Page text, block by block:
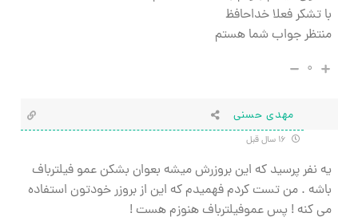
با تشکر فعلا خداحافظ
منتظر جواب شما هستم
۰
مهدی حسنی
یه نفر پرسید که این بروزرش میشه بعوان بشکن عمو فیلترباف
باشه . من تست کردم فهمیدم که این از بروزر خودتون استفاده
می کنه ! پس عموفیلترباف هنوزم هست !